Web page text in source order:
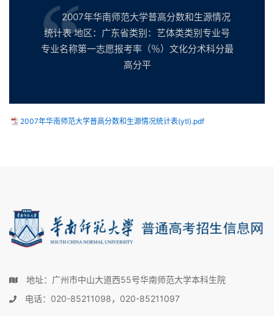
2007年华南师范大学普高分数和生源情况
统计表 地区：广东省类别：艺体类类别专业号
专业名称第一志愿报考率（％）文化分术科分最
高分平
2007年华南师范大学普高分数和生源情况统计表(ytl).pdf
地址：广州市中山大道西55号华南师范大学本科生院
电话：020-85211098，020-85211097